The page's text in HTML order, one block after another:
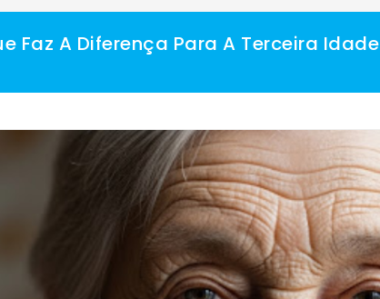
Faz A Diferença Para A Terceira Idade